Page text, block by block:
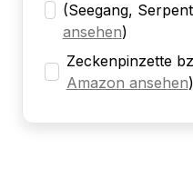
(Seegang,
ansehen)
Zeckenpinzette
Amazon ansehen)